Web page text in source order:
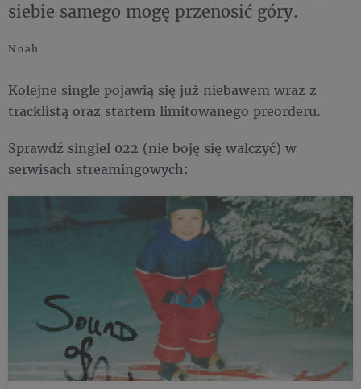
siebie samego mogę przenosić góry.
Noah
Kolejne single pojawią się już niebawem wraz z
tracklistą oraz startem limitowanego preorderu.
Sprawdź singiel 022 (nie boję się walczyć) w
serwisach streamingowych: